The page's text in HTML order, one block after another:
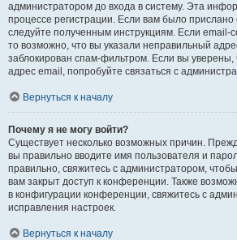
администратором до входа в систему. Эта
процессе регистрации. Если вам было
следуйте полученным инструкциям. Если email-
то возможно, что вы указали неправильный
заблокирован спам-фильтром. Если вы уверены,
адрес email, попробуйте связаться с
Вернуться к началу
Почему я не могу войти?
Существует несколько возможных причин.
вы правильно вводите имя пользователя и
правильно, свяжитесь с администратором,
вам закрыт доступ к конференции. Также
в конфигурации конференции, свяжитесь с
исправления настроек.
Вернуться к началу